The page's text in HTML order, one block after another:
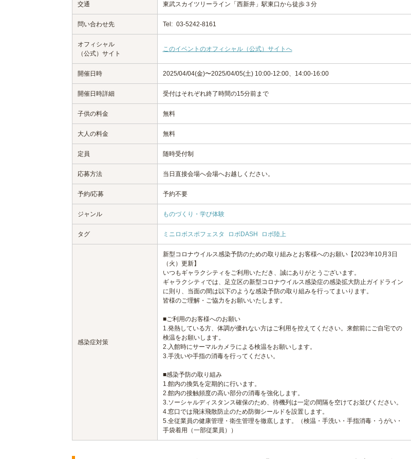
交通 東武スカイツリーライン「西新井」駅東口から徒歩３分
問い合わせ先 Tel: 03-5242-8161
オフィシャル
（公式）サイト
このイベントのオフィシャル（公式）サイトへ
開催日時 2025/04/04(金)〜2025/04/05(土) 10:00-12:00、14:00-16:00
開催日時詳細 受付はそれぞれ終了時間の15分前まで
子供の料金 無料
大人の料金 無料
定員 随時受付制
応募方法 当日直接会場へ会場へお越しください。
予約/応募 予約不要
ジャンル ものづくり・学び体験
タグ ミニロボスポフェスタ ロボDASH ロボ陸上
感染症対策
新型コロナウイルス感染予防のための取り組みとお客様へのお願い【2023年10月3日
（火）更新】
いつもギャラクシティをご利用いただき、誠にありがとうございます。
ギャラクシティでは、足立区の新型コロナウイルス感染症の感染拡大防止ガイドライン
に則り、当面の間は以下のような感染予防の取り組みを行ってまいります。
皆様のご理解・ご協力をお願いいたします。
■ご利用のお客様へのお願い
1.発熱している方、体調が優れない方はご利用を控えてください。来館前にご自宅での
検温をお願いします。
2.入館時にサーマルカメラによる検温をお願いします。
3.手洗いや手指の消毒を行ってください。
■感染予防の取り組み
1.館内の換気を定期的に行います。
2.館内の接触頻度の高い部分の消毒を強化します。
3.ソーシャルディスタンス確保のため、待機列は一定の間隔を空けてお並びください。
4.窓口では飛沫飛散防止のため防御シールドを設置します。
5.全従業員の健康管理・衛生管理を徹底します。（検温・手洗い・手指消毒・うがい・
手袋着用（一部従業員））